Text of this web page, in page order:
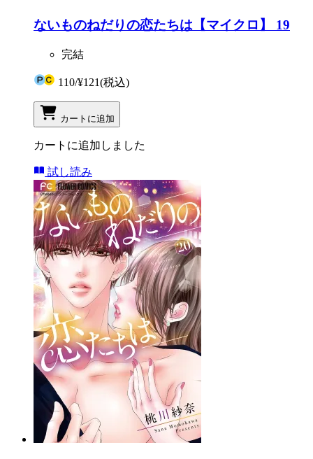
ないものねだりの恋たちは【マイクロ】 19
完結
110/¥121(税込)
カートに追加
カートに追加しました
試し読み